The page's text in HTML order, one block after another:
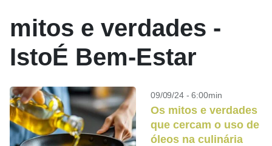
mitos e verdades -
IstoÉ Bem-Estar
09/09/24 - 6:00min
Os mitos e verdades
que cercam o uso de
óleos na culinária